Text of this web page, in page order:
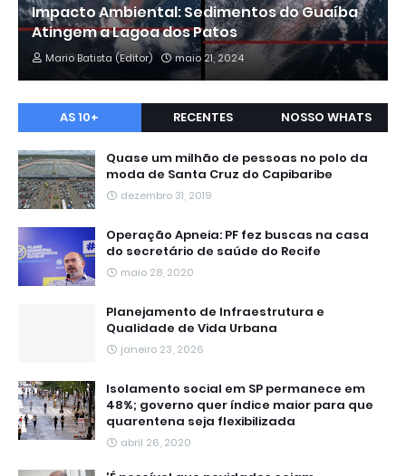
Impacto Ambiental: Sedimentos do Guaíba
Atingem a Lagoa dos Patos
Mario Batista (Editor) maio 21, 2024
AS 10+ RECENTES NOSSO WHATS
Quase um milhão de pessoas no polo da
moda de Santa Cruz do Capibaribe
dezembro 31, 2019
Operação Apneia: PF fez buscas na casa
do secretário de saúde do Recife
maio 28, 2020
Planejamento de Infraestrutura e
Qualidade de Vida Urbana
janeiro 23, 2026
Isolamento social em SP permanece em
48%; governo quer índice maior para que
quarentena seja flexibilizada
abril 26, 2020